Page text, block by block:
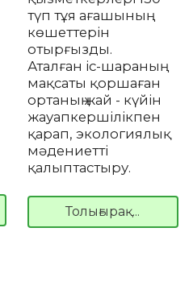
түп тұя ағашының
көшеттерін
отырғызды.
Аталған іс-шараның
мақсаты қоршаған
ортаның жай - күйін
жауапкершілікпен
қарап, экологиялық
мәдениетті
қалыптастыру.
Толығырақ...